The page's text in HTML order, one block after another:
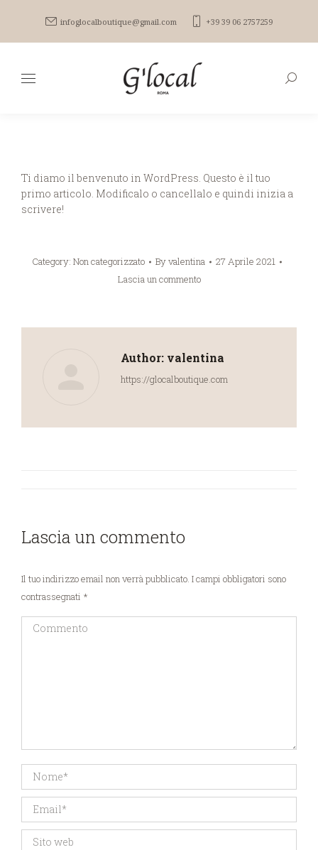
infoglocalboutique@gmail.com +39 39 06 2757259
Ti diamo il benvenuto in WordPress. Questo è il tuo
primo articolo. Modificalo o cancellalo e quindi inizia a
scrivere!
Category: Non categorizzato Byvalentina
27 Aprile 2021
Lascia un commento
Author: valentina
https://glocalboutique.com
Lascia un commento
Il tuo indirizzo email non verrà pubblicato. I campi obbligatori sono
contrassegnati *
Commento
Nome *
Email *
Sito web